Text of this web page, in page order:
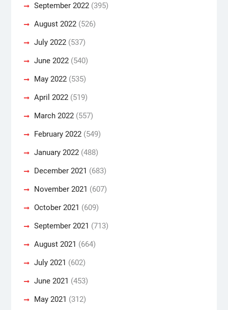
September 2022(395)
August 2022(526)
July 2022(537)
June 2022(540)
May 2022(535)
April 2022(519)
March 2022(557)
February 2022(549)
January 2022(488)
December 2021 (683)
November 2021 (607)
October 2021 (609)
September 2021 (713)
August 2021 (664)
July 2021 (602)
June 2021 (453)
May 2021 (312)